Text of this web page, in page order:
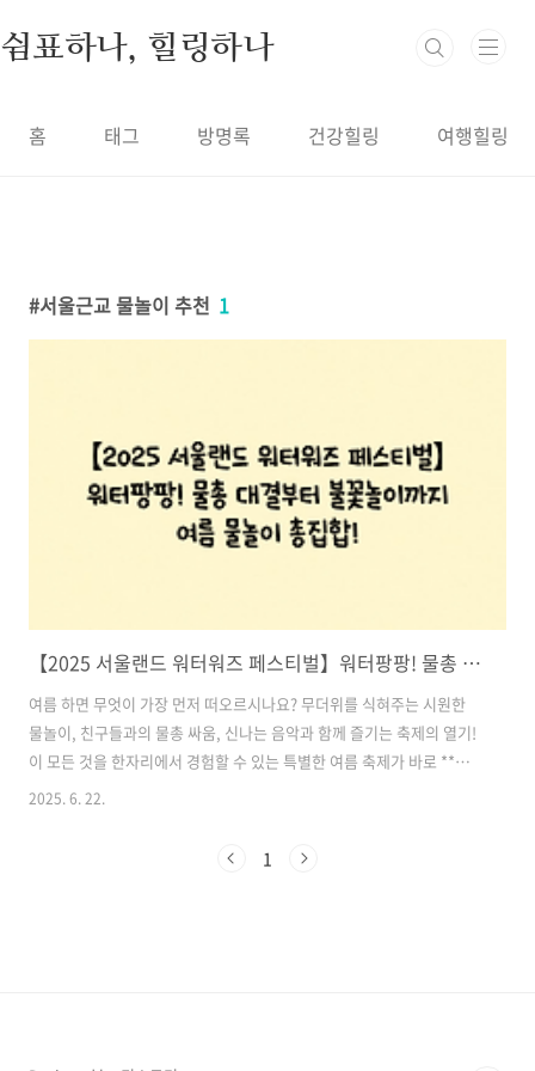
쉼표하나, 힐링하나
홈 태그 방명록 건강힐링 여행힐링
서울근교 물놀이 추천 1
【2025 서울랜드 워터워즈 페스티벌】워터팡팡! 물총 대결부터 불꽃놀이까지 여름 물놀이 총집합!
여름 하면 무엇이 가장 먼저 떠오르시나요? 무더위를 식혀주는 시원한
물놀이, 친구들과의 물총 싸움, 신나는 음악과 함께 즐기는 축제의 열기!
이 모든 것을 한자리에서 경험할 수 있는 특별한 여름 축제가 바로 **서
울랜드 2025 더 워터워즈 페스티벌(The Water Wars Festival)**입니
물놀이 축제가 2025년 6월 21일(토)부터 8월 31일(일)까지 장장 두 달 넘
2025. 6. 22.
1